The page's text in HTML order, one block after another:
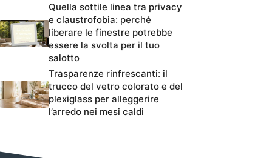
Quella sottile linea tra privacy
e claustrofobia: perché
liberare le finestre potrebbe
essere la svolta per il tuo
salotto
Trasparenze rinfrescanti: il
trucco del vetro colorato e del
plexiglass per alleggerire
l’arredo nei mesi caldi